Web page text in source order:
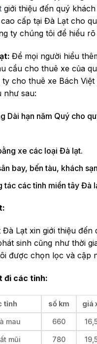
giới thiệu đến quý
cấp tại Đà Lạt cho
ty chúng tôi để hiểu
Để mọi người hiểu
cầu cho thuê xe của
cho thuê xe Bách
như sau:
Dài hạn năm Quý cho
xe các loại Đà lạt.
bay, bến tàu, khách
các tỉnh miền tây Đà
Lạt xin giới thiệu
sinh cũng như thời
được chọn lọc và cập
đi các tỉnh:
tỉnh số km giá
mau 660
mũi 780